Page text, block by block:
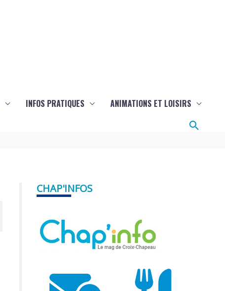
INFOS PRATIQUES ANIMATIONS ET LOISIRS
CHAP'INFOS